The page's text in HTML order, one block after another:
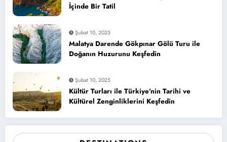
İçinde Bir Tatil
Şubat 10, 2025
Malatya Darende Gökpınar Gölü Turu ile
Doğanın Huzurunu Keşfedin
Şubat 10, 2025
Kültür Turları ile Türkiye’nin Tarihi ve
Kültürel Zenginliklerini Keşfedin